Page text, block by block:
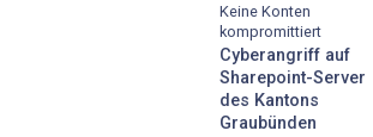
Keine Konten
kompromittiert
Cyberangriff auf
Sharepoint-Server
des Kantons
Graubünden